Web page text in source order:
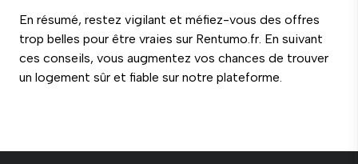
En résumé, restez vigilant et méfiez-vous des offres
trop belles pour être vraies sur Rentumo.fr. En suivant
ces conseils, vous augmentez vos chances de trouver
un logement sûr et fiable sur notre plateforme.